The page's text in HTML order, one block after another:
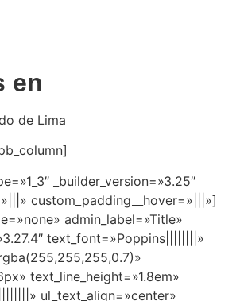
en
de Lima
_builder_version=»3.25″
custom_padding__hover=»|||»]
admin_label=»Title»
text_font=»Poppins||||||||»
text_line_height=»1.8em»
ul_text_align=»center»